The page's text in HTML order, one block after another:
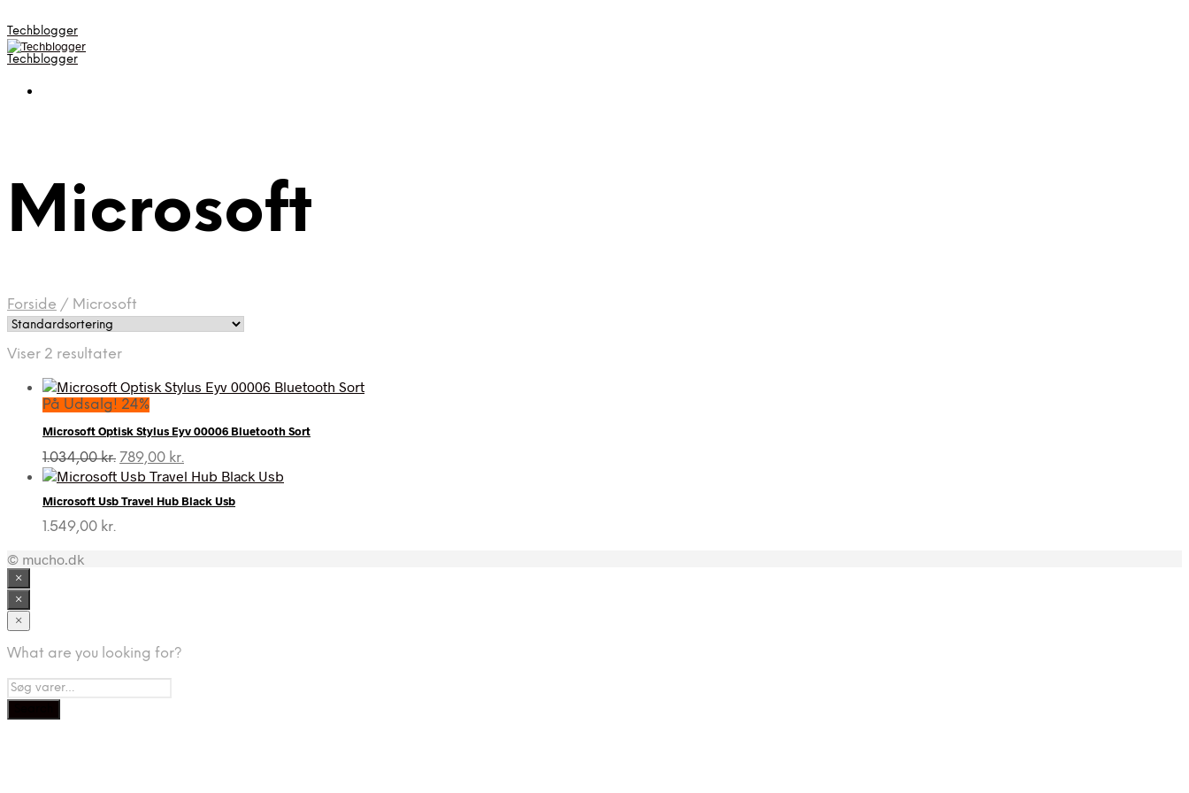
Techblogger
Techblogger
Microsoft
Forside / Microsoft
Viser 2 resultater
På Udsalg! 24%
Microsoft Optisk Stylus Eyv 00006 Bluetooth Sort
1.034,00kr. Den
oprindelige
var:
789,00 kr.
aktuelle
er:
Microsoft Usb Travel Hub Black Usb
1.549,00 kr.
© mucho.dk
×
×
×
What are you looking for?